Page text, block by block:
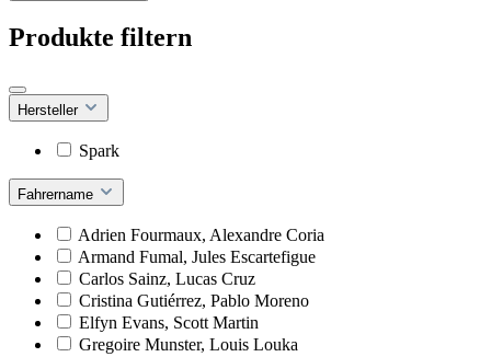
Produkte filtern
Hersteller
Spark
Fahrername
Adrien Fourmaux, Alexandre Coria
Armand Fumal, Jules Escartefigue
Carlos Sainz, Lucas Cruz
Cristina Gutiérrez, Pablo Moreno
Elfyn Evans, Scott Martin
Gregoire Munster, Louis Louka